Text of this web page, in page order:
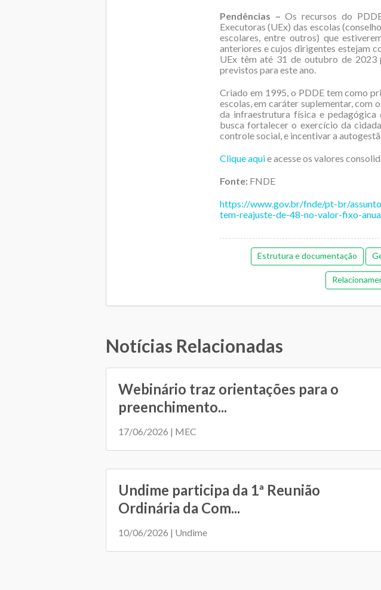
Pendências – Os recursos do
Executoras (UEx) das escolas
escolares, entre outros) que
anteriores e cujos dirigentes estejam
UEx têm até 31 de outubro de 2023
previstos para este ano.
Criado em 1995, o PDDE tem como
escolas, em caráter suplementar,
da infraestrutura física e pedagógica
busca fortalecer o exercício da
controle social, e incentivar a
Clique aquie acesse os valores
Fonte: FNDE
https://www.gov.br/fnde/pt-br/
tem-reajuste-de-48-no-valor-fixo-
Estrutura e documentação
Notícias Relacionadas
Webinário traz orientações para o
preenchimento...
17/06/2026 | MEC
Undime participa da 1ª Reunião
Ordinária da Com...
10/06/2026 | Undime